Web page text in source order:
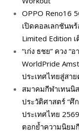
OPPO Reno16
เปิดคอลเลกชันพ
Limited Edition
“เก่ง ธชย” ควง “
WorldPride
ประเทศไทยสู่สา
สมาคมกีฬาเทนนิ
ประวัติศาสตร์ “ศึ
ประเทศไทย
ตอกย้ำความนิยม